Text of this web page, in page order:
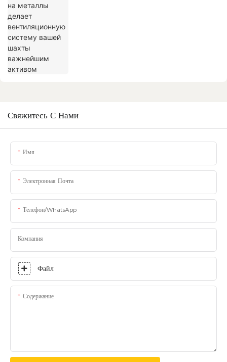
Свяжитесь С Нами
Имя
Электронная Почта
Телефон/WhatsApp
Компания
Файл
Содержание